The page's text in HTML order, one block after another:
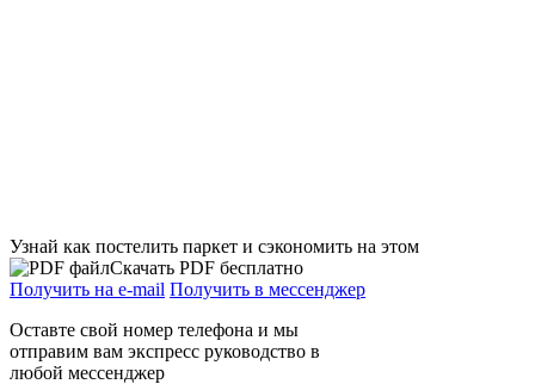
Узнай как постелить паркет и сэкономить на этом
Скачать PDF бесплатно
Получить на e-mail Получить в мессенджер
Оставте свой номер телефона и мы
отправим вам экспресс руководство в
любой мессенджер